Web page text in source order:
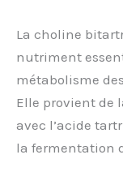
La choline
nutriment
métabolisme
Elle provient de
avec l’acide
la fermentation